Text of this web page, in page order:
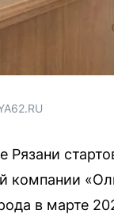
Рязани
компании
в марте